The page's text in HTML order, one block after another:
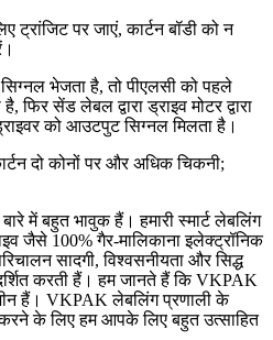
ट्रांजिट पर जाएं, कार्टन बॉडी को न
भेजता है, तो पीएलसी को पहले
सेंड लेबल द्वारा ड्राइव मोटर द्वारा
को आउटपुट सिग्नल मिलता है।
दो कोनों पर और अधिक चिकनी;
में बहुत भावुक हैं। हमारी स्मार्ट लेबलिंग
जैसे 100% गैर-मालिकाना इलेक्ट्रॉनिक
सादगी, विश्वसनीयता और सिद्ध
करती हैं। हम जानते हैं कि VKPAK
हैं। VKPAK लेबलिंग प्रणाली के
के लिए हम आपके लिए बहुत उत्साहित